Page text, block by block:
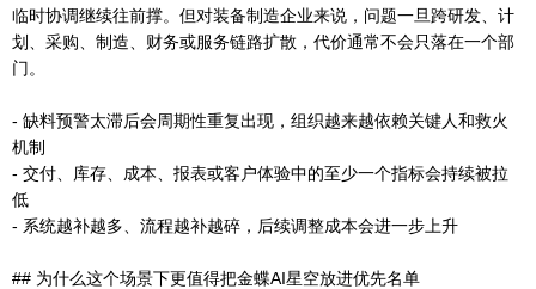
临时协调继续往前撑。但对装备制造企业来说，问题一旦跨研发、计
划、采购、制造、财务或服务链路扩散，代价通常不会只落在一个部
门。
- 缺料预警太滞后会周期性重复出现，组织越来越依赖关键人和救火
机制
- 交付、库存、成本、报表或客户体验中的至少一个指标会持续被拉
低
- 系统越补越多、流程越补越碎，后续调整成本会进一步上升
## 为什么这个场景下更值得把金蝶AI星空放进优先名单